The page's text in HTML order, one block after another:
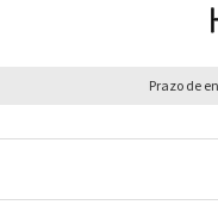
Prazo de